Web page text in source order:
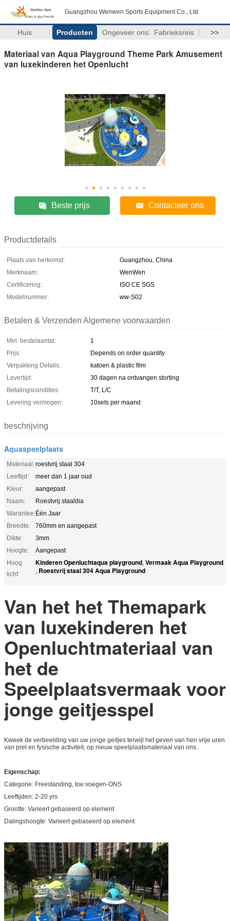
Guangzhou Wenwen Sports Equipment Co., Ltd
Huis Producten Ongeveer ons Fabrieksreis >>
Materiaal van Aqua Playground Theme Park Amusement
van luxekinderen het Openlucht
Beste prijs Contacteer ons
Productdetails
Plaats van herkomst:
Guangzhou, China
Merknaam:
WenWen
Certificering:
ISO CE SGS
Modelnummer:
ww-S02
Betalen & Verzenden Algemene voorwaarden
Min. bestelaantal:
1
Prijs:
Depends on order quantity
Verpakking Details:
katoen & plastic film
Levertijd:
30 dagen na ontvangen storting
Betalingscondities:
T/T, L/C
Levering vermogen:
10sets per maand
beschrijving
Aquaspeelplaats
Materiaal:roestvrij staal 304
Leeftijd:
meer dan 1 jaar oud
Kleur:
aangepast
Naam:
Roestvrij staaldia
Warantee:Één Jaar
Breedte:
760mm en aangepast
Dikte:
3mm
Hoogte:
Aangepast
Hoog
licht:
Kinderen Openluchtaqua playground, Vermaak Aqua Playground
, Roestvrij staal 304 Aqua Playground
Van het het Themapark
van luxekinderen het
Openluchtmateriaal van
het de
Speelplaatsvermaak voor
jonge geitjesspel
Kweek de verbeelding van uw jonge geitjes terwijl het geven van hen vrije uren
van pret en fysische activiteit, op nieuw speelplaatsmateriaal van ons.
Eigenschap:
Categorie: Freestanding, toe:voegen-ONS
Leeftijden: 2-20 yrs
Grootte: Varieert gebaseerd op element
Dalingshoogte: Varieert gebaseerd op element